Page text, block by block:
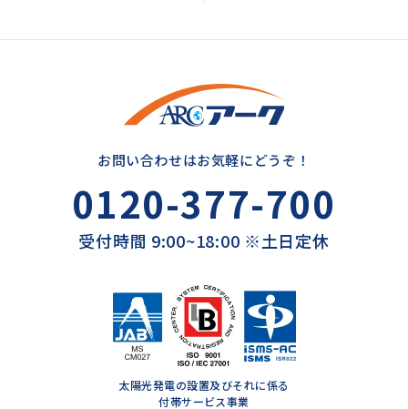
お問い合わせはお気軽にどうぞ！
0120-377-700
受付時間 9:00~18:00 ※土日定休
太陽光発電の設置及びそれに係る
付帯サービス事業